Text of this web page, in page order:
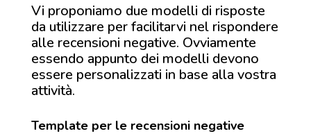
Vi proponiamo due modelli di risposte
da utilizzare per facilitarvi nel rispondere
alle recensioni negative. Ovviamente
essendo appunto dei modelli devono
essere personalizzati in base alla vostra
attività.
Template per le recensioni negative